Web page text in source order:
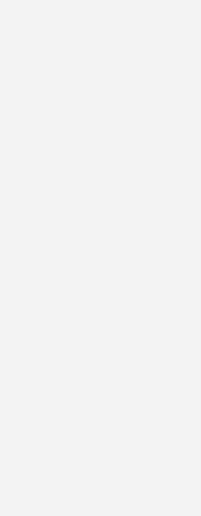
Anhalt
dem PV
von uns
gebündelt und